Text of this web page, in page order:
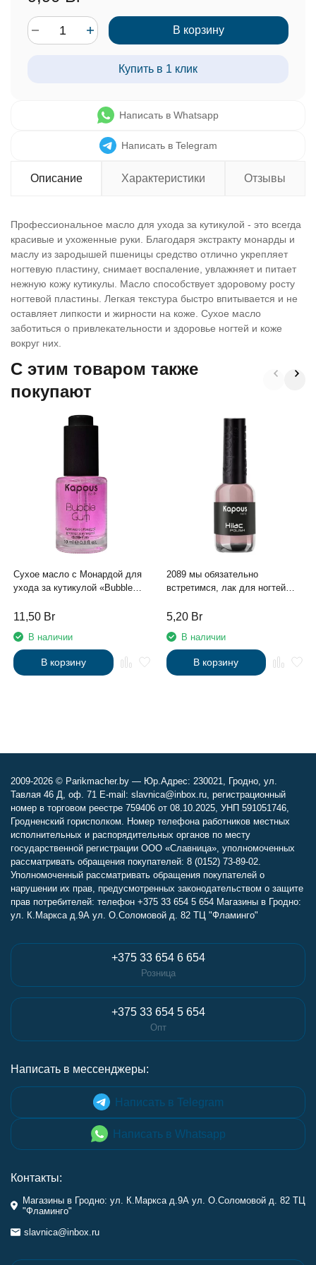
В корзину
Купить в 1 клик
Написать в Whatsapp
Написать в Telegram
Описание Характеристики Отзывы
Профессиональное масло для ухода за кутикулой - это всегда
красивые и ухоженные руки. Благодаря экстракту монарды и
маслу из зародышей пшеницы средство отлично укрепляет
ногтевую пластину, снимает воспаление, увлажняет и питает
нежную кожу кутикулы. Масло способствует здоровому росту
ногтевой пластины. Легкая текстура быстро впитывается и не
оставляет липкости и жирности на коже. Сухое масло
заботиться о привлекательности и здоровье ногтей и коже
вокруг них.
C этим товаром также
покупают
Сухое масло с Монардой для
ухода за кутикулой «Bubble
11,50 Br
В наличии
В корзину
2089 мы обязательно
встретимся, лак для ногтей
5,20 Br
В наличии
В корзину
2009-2026 © Parikmacher.by — Юр.Адрес: 230021, Гродно, ул.
Тавлая 46 Д, оф. 71 E-mail: slavnica@inbox.ru, регистрационный
номер в торговом реестре 759406 от 08.10.2025, УНП 591051746,
Гродненский горисполком. Номер телефона работников местных
исполнительных и распорядительных органов по месту
государственной регистрации ООО «Славница», уполномоченных
рассматривать обращения покупателей: 8 (0152) 73-89-02.
Уполномоченный рассматривать обращения покупателей о
нарушении их прав, предусмотренных законодательством о защите
прав потребителей: телефон +375 33 654 5 654 Магазины в Гродно:
ул. К.Маркса д.9А ул. О.Соломовой д. 82 ТЦ "Фламинго"
+375 33 654 6 654
Розница
+375 33 654 5 654
Опт
Написать в мессенджеры:
Написать в Telegram
Написать в Whatsapp
Контакты:
Магазины в Гродно: ул. К.Маркса д.9А ул. О.Соломовой д. 82 ТЦ
"Фламинго"
slavnica@inbox.ru